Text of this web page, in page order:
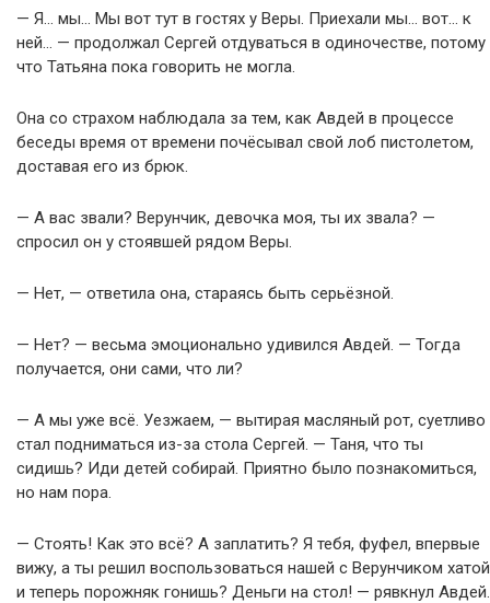
— Я… мы… Мы вот тут в гостях у Веры. Приехали мы… вот… к
ней… — продолжал Сергей отдуваться в одиночестве, потому
что Татьяна пока говорить не могла.
Она со страхом наблюдала за тем, как Авдей в процессе
беседы время от времени почёсывал свой лоб пистолетом,
доставая его из брюк.
— А вас звали? Верунчик, девочка моя, ты их звала? —
спросил он у стоявшей рядом Веры.
— Нет, — ответила она, стараясь быть серьёзной.
— Нет? — весьма эмоционально удивился Авдей. — Тогда
получается, они сами, что ли?
— А мы уже всё. Уезжаем, — вытирая масляный рот, суетливо
стал подниматься из-за стола Сергей. — Таня, что ты
сидишь? Иди детей собирай. Приятно было познакомиться,
но нам пора.
— Стоять! Как это всё? А заплатить? Я тебя, фуфел, впервые
вижу, а ты решил воспользоваться нашей с Верунчиком хатой
и теперь порожняк гонишь? Деньги на стол! — рявкнул Авдей.